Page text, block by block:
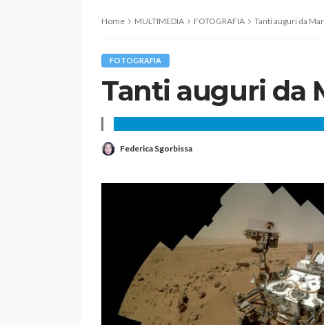
Home MULTIMEDIA FOTOGRAFIA Tanti auguri da
FOTOGRAFIA
Tanti auguri da
Federica Sgorbissa